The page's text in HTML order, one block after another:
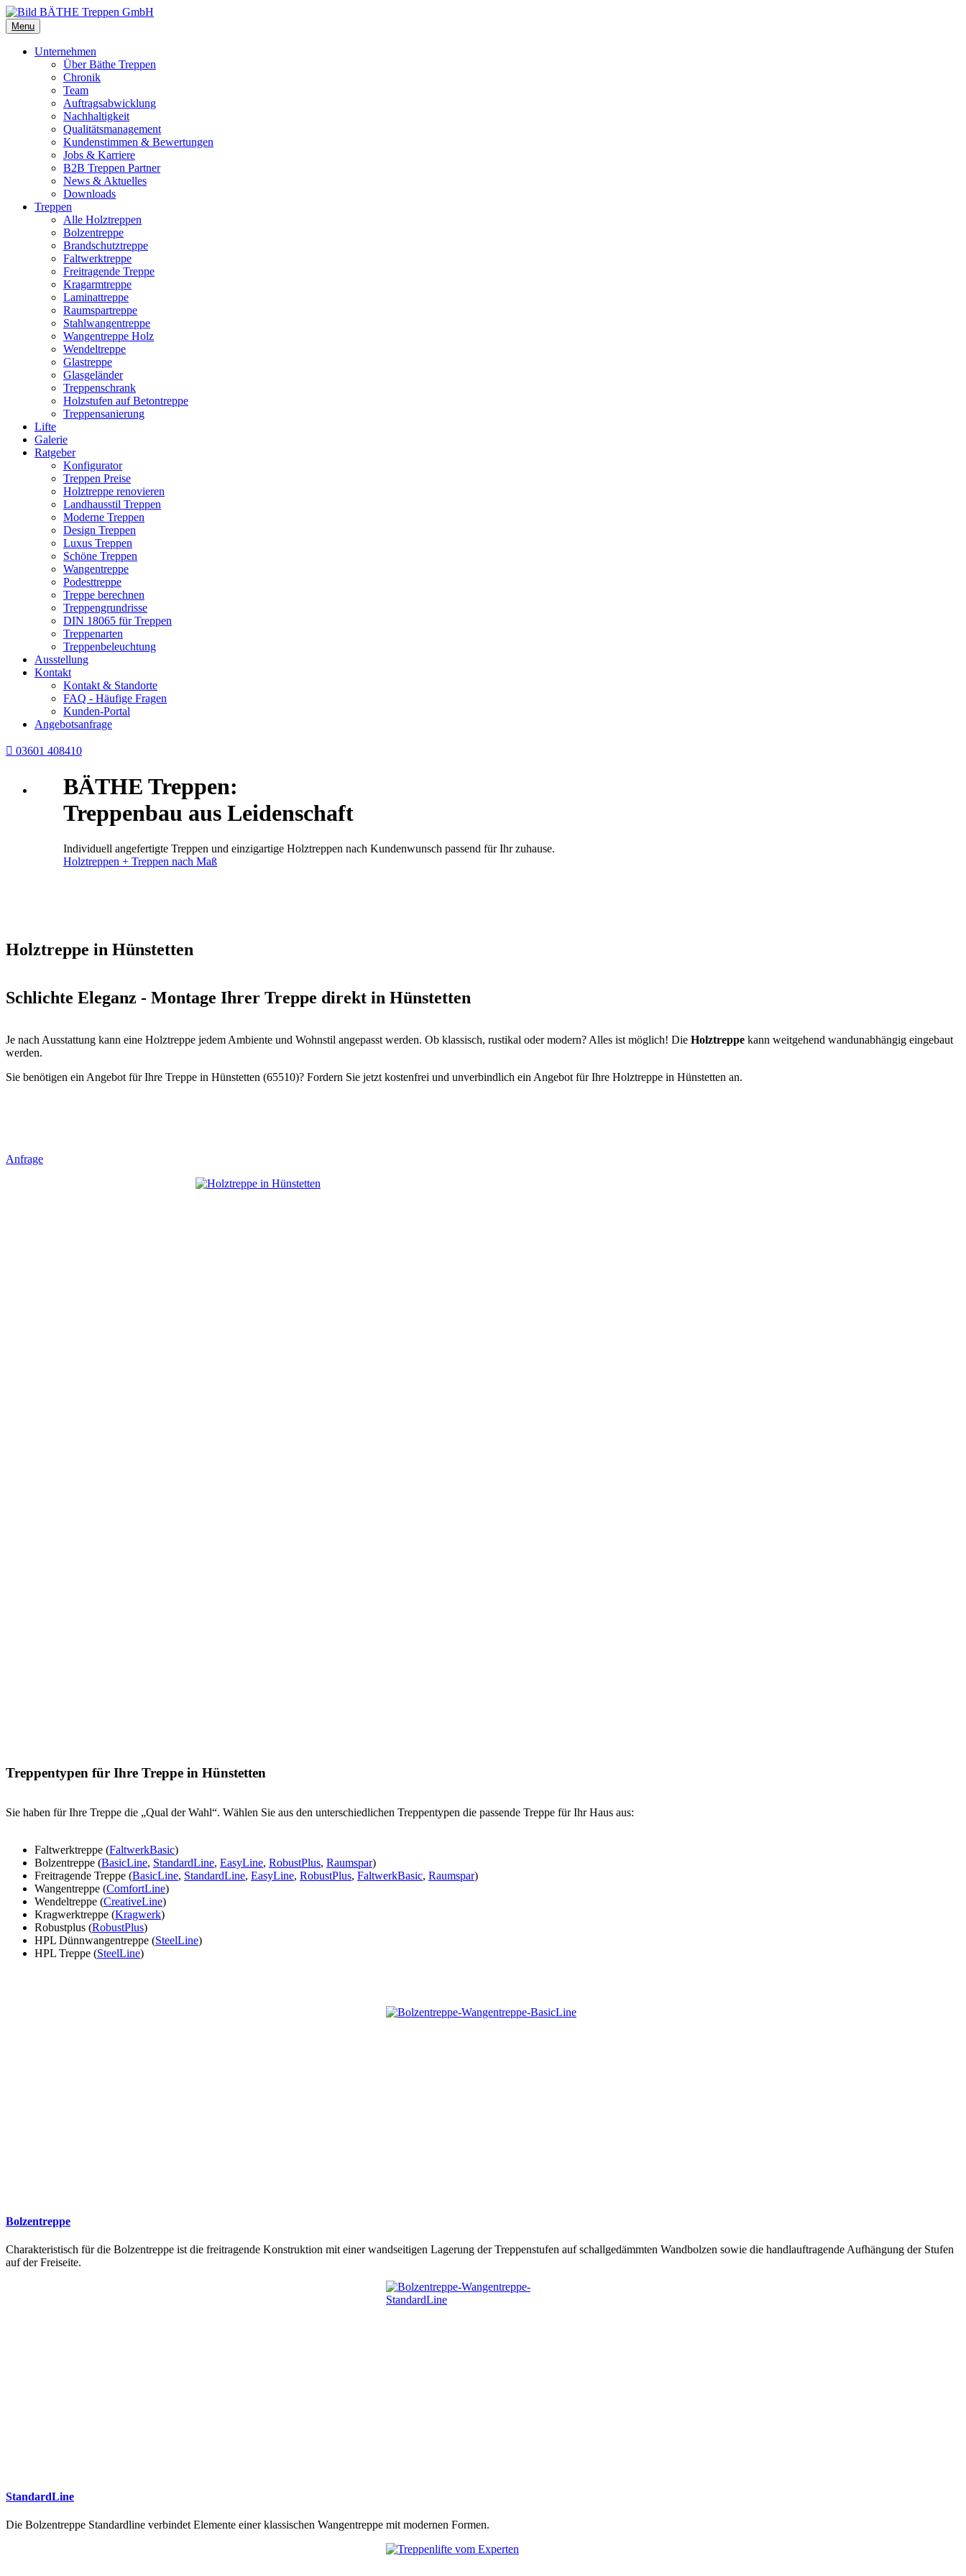
Menu
Unternehmen
Über Bäthe Treppen
Chronik
Team
Auftragsabwicklung
Nachhaltigkeit
Qualitätsmanagement
Kundenstimmen & Bewertungen
Jobs & Karriere
B2B Treppen Partner
News & Aktuelles
Downloads
Treppen
Alle Holztreppen
Bolzentreppe
Brandschutztreppe
Faltwerktreppe
Freitragende Treppe
Kragarmtreppe
Laminattreppe
Raumspartreppe
Stahlwangentreppe
Wangentreppe Holz
Wendeltreppe
Glastreppe
Glasgeländer
Treppenschrank
Holzstufen auf Betontreppe
Treppensanierung
Lifte
Galerie
Ratgeber
Konfigurator
Treppen Preise
Holztreppe renovieren
Landhausstil Treppen
Moderne Treppen
Design Treppen
Luxus Treppen
Schöne Treppen
Wangentreppe
Podesttreppe
Treppe berechnen
Treppengrundrisse
DIN 18065 für Treppen
Treppenarten
Treppenbeleuchtung
Ausstellung
Kontakt
Kontakt & Standorte
FAQ - Häufige Fragen
Kunden-Portal
Angebotsanfrage
 03601 408410
BÄTHE Treppen:
Treppenbau aus Leidenschaft
Individuell angefertigte Treppen und einzigartige Holztreppen nach Kundenwunsch passend für Ihr zuhause.
Holztreppen + Treppen nach Maß
Holztreppe in Hünstetten
Schlichte Eleganz - Montage Ihrer Treppe direkt in Hünstetten
Je nach Ausstattung kann eine Holztreppe jedem Ambiente und Wohnstil angepasst werden. Ob klassisch, rustikal oder modern? Alles ist möglich! Die Holztreppe kann weitgehend wandunabhängig eingebaut
werden.
Sie benötigen ein Angebot für Ihre Treppe in Hünstetten (65510)? Fordern Sie jetzt kostenfrei und unverbindlich ein Angebot für Ihre Holztreppe in Hünstetten an.
Anfrage
Treppentypen für Ihre Treppe in Hünstetten
Sie haben für Ihre Treppe die „Qual der Wahl“. Wählen Sie aus den unterschiedlichen Treppentypen die passende Treppe für Ihr Haus aus:
Faltwerktreppe (FaltwerkBasic)
Bolzentreppe (BasicLine, StandardLine, EasyLine, RobustPlus, Raumspar)
Freitragende Treppe (BasicLine, StandardLine, EasyLine, RobustPlus, FaltwerkBasic, Raumspar)
Wangentreppe (ComfortLine)
Wendeltreppe (CreativeLine)
Kragwerktreppe (Kragwerk)
Robustplus (RobustPlus)
HPL Dünnwangentreppe (SteelLine)
HPL Treppe (SteelLine)
Bolzentreppe
Charakteristisch für die Bolzentreppe ist die freitragende Konstruktion mit einer wandseitigen Lagerung der Treppenstufen auf schallgedämmten Wandbolzen sowie die handlauftragende Aufhängung der Stufen
auf der Freiseite.
StandardLine
Die Bolzentreppe Standardline verbindet Elemente einer klassischen Wangentreppe mit modernen Formen.